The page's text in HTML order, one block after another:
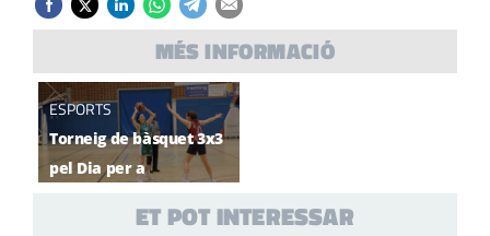
MÉS INFORMACIÓ
ESPORTS
Torneig de bàsquet 3x3
pel Dia per a
ET POT INTERESSAR